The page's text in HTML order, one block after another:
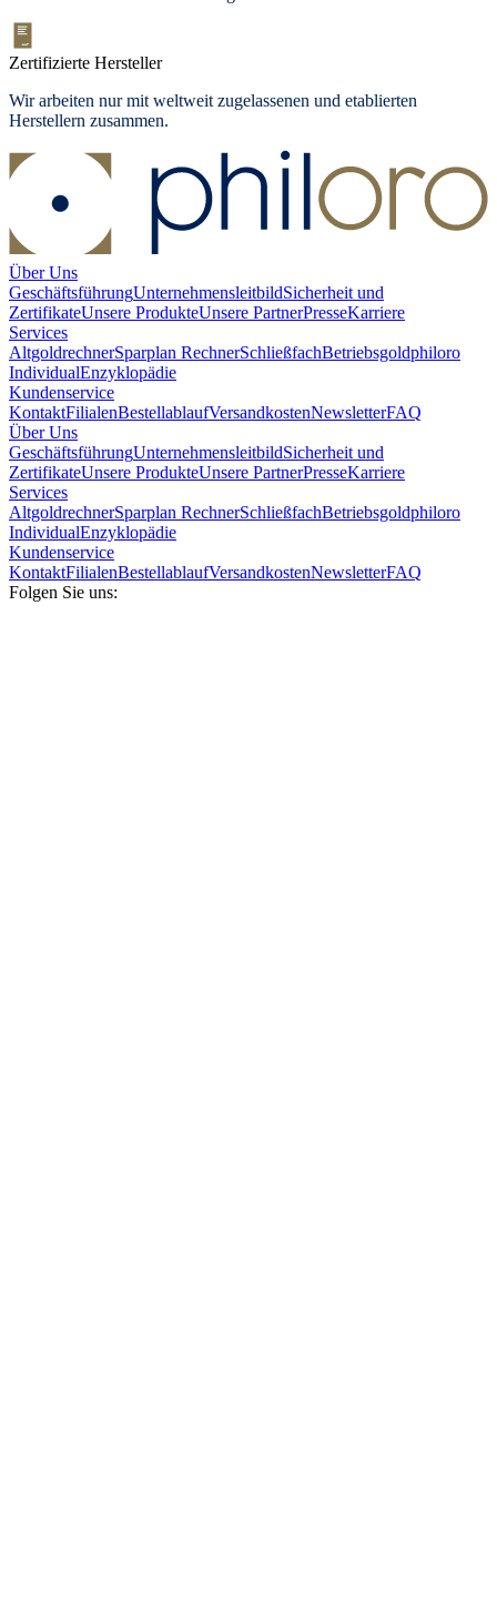
Zertifizierte Hersteller
Wir arbeiten nur mit weltweit zugelassenen und etablierten
Herstellern zusammen.
Über Uns
GeschäftsführungUnternehmensleitbildSicherheit und
ZertifikateUnsere ProdukteUnsere PartnerPresseKarriere
Services
AltgoldrechnerSparplan RechnerSchließfachBetriebsgoldphiloro
IndividualEnzyklopädie
Kundenservice
KontaktFilialenBestellablaufVersandkostenNewsletterFAQ
Über Uns
GeschäftsführungUnternehmensleitbildSicherheit und
ZertifikateUnsere ProdukteUnsere PartnerPresseKarriere
Services
AltgoldrechnerSparplan RechnerSchließfachBetriebsgoldphiloro
IndividualEnzyklopädie
Kundenservice
KontaktFilialenBestellablaufVersandkostenNewsletterFAQ
Folgen Sie uns: